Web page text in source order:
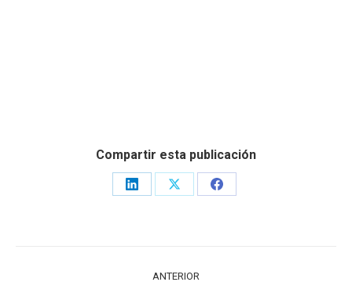
Compartir esta publicación
Share
Share
Share
ANTERIOR